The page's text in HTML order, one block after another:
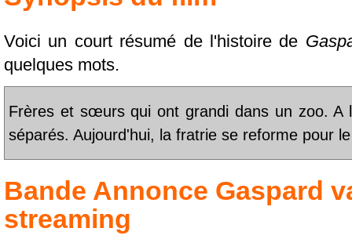
Voici un court résumé de l'histoire de
quelques mots.
Frères et sœurs qui ont grandi dans un zoo. A
séparés. Aujourd'hui, la fratrie se reforme pour
Bande Annonce Gaspard
streaming